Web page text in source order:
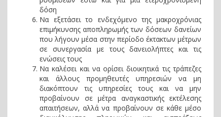
δόση
Να εξετάσει το ενδεχόμενο της μακροχρόνιας
επιμήκυνσης αποπληρωμής των δόσεων δανείων
που λήγουν μέσα στην περίοδο έκτακτων μέτρων
σε συνεργασία με τους δανειολήπτες και τις
ενώσεις τους
Να καλέσει και να ορίσει διοικητικά τις τράπεζες
και άλλους προμηθευτές υπηρεσιών να μη
διακόπτουν τις υπηρεσίες τους και να μην
προβαίνουν σε μέτρα αναγκαστικής εκτέλεσης
απαιτήσεων, αλλά να προβαίνουν σε κάθε μέσο